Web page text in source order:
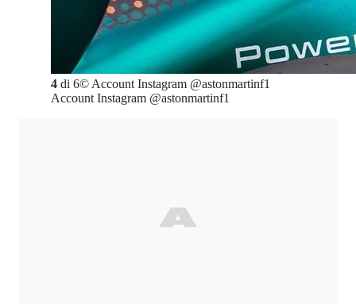
4 di 6© Account Instagram @astonmartinf1
Account Instagram @astonmartinf1